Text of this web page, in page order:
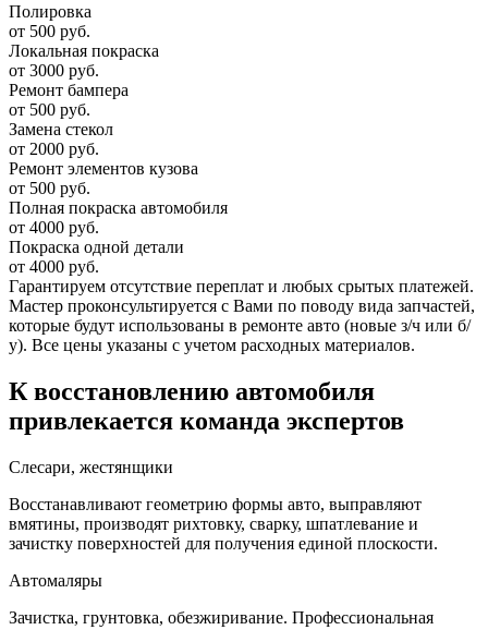
Полировка
от 500 руб.
Локальная покраска
от 3000 руб.
Ремонт бампера
от 500 руб.
Замена стекол
от 2000 руб.
Ремонт элементов кузова
от 500 руб.
Полная покраска автомобиля
от 4000 руб.
Покраска одной детали
от 4000 руб.
Гарантируем отсутствие переплат и любых срытых платежей.
Мастер проконсультируется с Вами по поводу вида запчастей,
которые будут использованы в ремонте авто (новые з/ч или б/
у). Все цены указаны с учетом расходных материалов.
К восстановлению автомобиля
привлекается команда экспертов
Слесари, жестянщики
Восстанавливают геометрию формы авто, выправляют
вмятины, производят рихтовку, сварку, шпатлевание и
зачистку поверхностей для получения единой плоскости.
Автомаляры
Зачистка, грунтовка, обезжиривание. Профессиональная